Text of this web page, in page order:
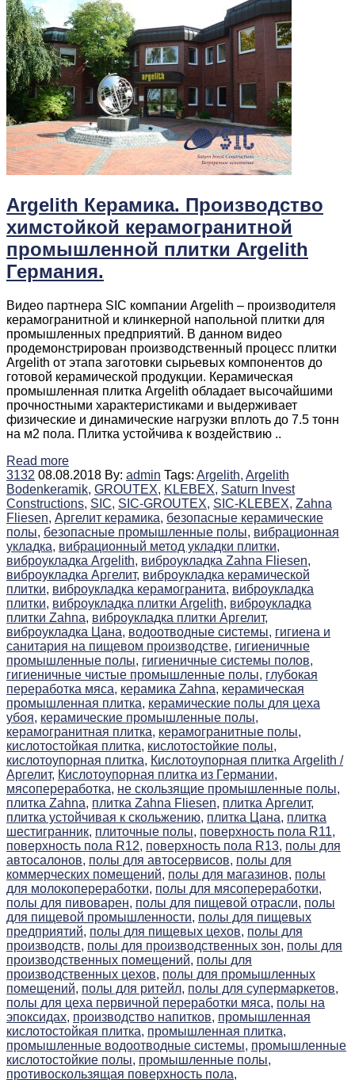
Argelith Керамика. Производство
химстойкой керамогранитной
промышленной плитки Argelith
Германия.
Видео партнера SIC компании Argelith – производителя
керамогранитной и клинкерной напольной плитки для
промышленных предприятий. В данном видео
продемонстрирован производственный процесс плитки
Argelith от этапа заготовки сырьевых компонентов до
готовой керамической продукции. Керамическая
промышленная плитка Argelith обладает высочайшими
прочностными характеристиками и выдерживает
физические и динамические нагрузки вплоть до 7.5 тонн
на м2 пола. Плитка устойчива к воздействию ..
Read more
3132 08.08.2018 By: admin Tags: Argelith, Argelith
Bodenkeramik, GROUTEX, KLEBEX, Saturn Invest
Constructions, SIC, SIC-GROUTEX, SIC-KLEBEX, Zahna
Fliesen, Аргелит керамика, безопасные керамические
полы, безопасные промышленные полы, вибрационная
укладка, вибрационный метод укладки плитки,
виброукладка Argelith, виброукладка Zahna Fliesen,
виброукладка Аргелит, виброукладка керамической
плитки, виброукладка керамогранита, виброукладка
плитки, виброукладка плитки Argelith, виброукладка
плитки Zahna, виброукладка плитки Аргелит,
виброукладка Цана, водоотводные системы, гигиена и
санитария на пищевом производстве, гигиеничные
промышленные полы, гигиеничные системы полов,
гигиеничные чистые промышленные полы, глубокая
переработка мяса, керамика Zahna, керамическая
промышленная плитка, керамические полы для цеха
убоя, керамические промышленные полы,
керамогранитная плитка, керамогранитные полы,
кислотостойкая плитка, кислотостойкие полы,
кислотоупорная плитка, Кислотоупорная плитка Argelith /
Аргелит, Кислотоупорная плитка из Германии,
мясопереработка, не скользящие промышленные полы,
плитка Zahna, плитка Zahna Fliesen, плитка Аргелит,
плитка устойчивая к скольжению, плитка Цана, плитка
шестигранник, плиточные полы, поверхность пола R11,
поверхность пола R12, поверхность пола R13, полы для
автосалонов, полы для автосервисов, полы для
коммерческих помещений, полы для магазинов, полы
для молокопереработки, полы для мясопереработки,
полы для пивоварен, полы для пищевой отрасли, полы
для пищевой промышленности, полы для пищевых
предприятий, полы для пищевых цехов, полы для
производств, полы для производственных зон, полы для
производственных помещений, полы для
производственных цехов, полы для промышленных
помещений, полы для ритейл, полы для супермаркетов,
полы для цеха первичной переработки мяса, полы на
эпоксидах, производство напитков, промышленная
кислотостойкая плитка, промышленная плитка,
промышленные водоотводные системы, промышленные
кислотостойкие полы, промышленные полы,
противоскользящая поверхность пола,